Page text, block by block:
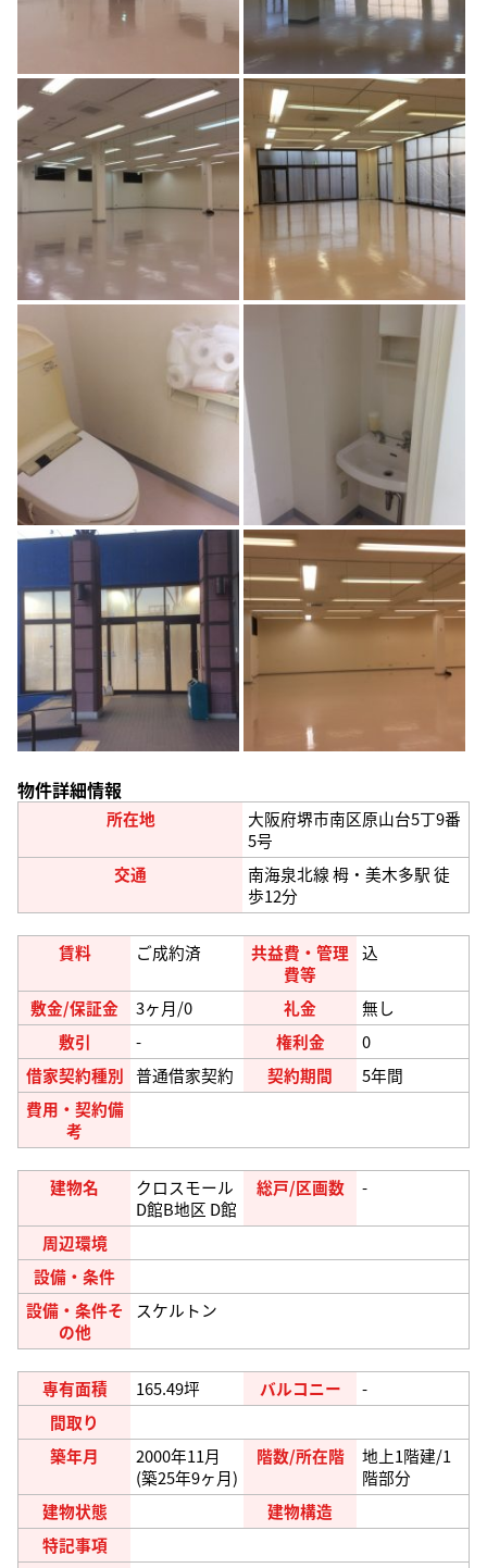
物件詳細情報
所在地
大阪府堺市南区原山台5丁9番
5号
交通
南海泉北線 栂・美木多駅 徒
歩12分
賃料 ご成約済
共益費・管理
費等
込
敷金/保証金 3ヶ月/0 礼金
無し
敷引
- 権利金
0
借家契約種別 普通借家契約 契約期間
5年間
費用・契約備
考
建物名
クロスモール
D館B地区 D館
総戸/区画数 -
周辺環境
設備・条件
設備・条件そ
の他
スケルトン
専有面積 165.49坪 バルコニー
-
間取り
築年月
2000年11月
(築25年9ヶ月)
階数/所在階
地上1階建/1
階部分
建物状態
建物構造
特記事項